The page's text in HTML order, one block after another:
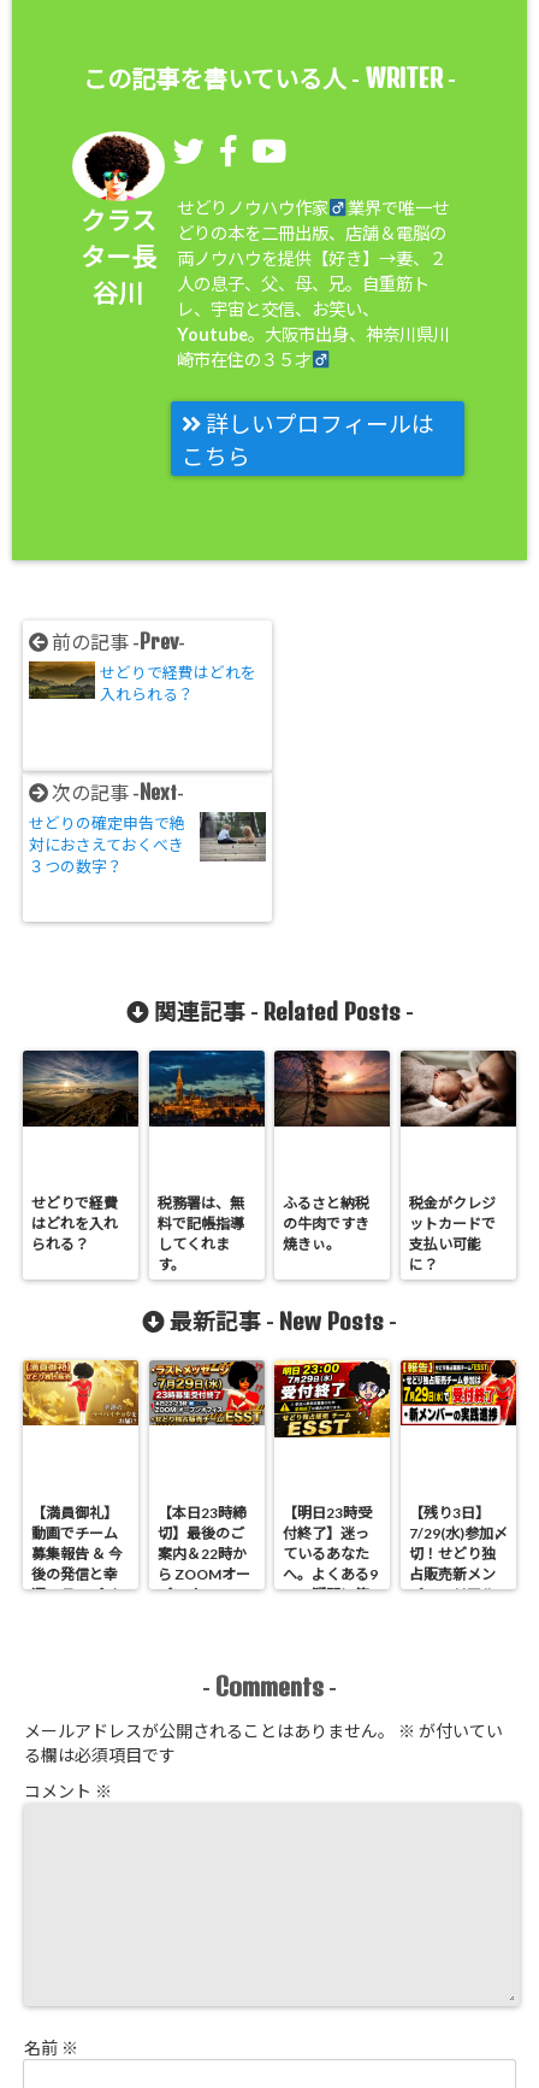
この記事を書いている人 - WRITER-
クラス
ター長
谷川
せどりノウハウ作家
業界で唯一せ
どりの本を二冊出版、店舗＆電脳の
両ノウハウを提供【好き】→妻、２
人の息子、父、母、兄。自重筋ト
レ、宇宙と交信、お笑い、
Youtube。大阪市出身、神奈川県川
崎市在住の３５才
詳しいプロフィールは
こちら
前の記事 -Prev-
せどりで経費はどれを
入れられる？
次の記事 -Next-
せどりの確定申告で絶
対におさえておくべき
３つの数字？
関連記事 - Related Posts-
せどりで経費
はどれを入れ
られる？
税務署は、無
料で記帳指導
してくれま
す。
ふるさと納税
の牛肉ですき
焼きぃ。
税金がクレジ
ットカードで
支払い可能
に？
最新記事 - New Posts -
【満員御礼】
動画でチーム
募集報告 ＆ 今
後の発信と幸
運のラッパイ
【本日23時締
切】最後のご
案内＆22時か
ら ZOOMオー
プンオフィス
【明日23時受
付終了】迷っ
ているあなた
へ。よくある9
つの疑問に答
【残り3日】
7/29(水)参加〆
切！せどり独
占販売新メン
バーのリアル
- Comments -
メールアドレスが公開されることはありません。 ※ が付いてい
る欄は必須項目です
コメント ※
名前 ※